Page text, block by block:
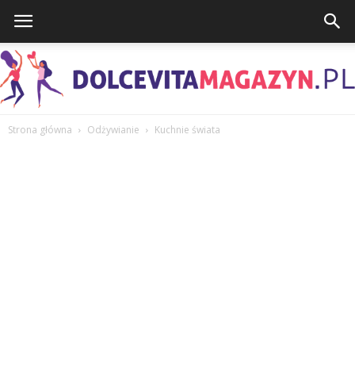
Strona główna Odżywianie Kuchnie świata